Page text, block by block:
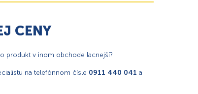
CENY
produkt v inom obchode lacnejší?
na telefónnom čísle 0911 440 041 a